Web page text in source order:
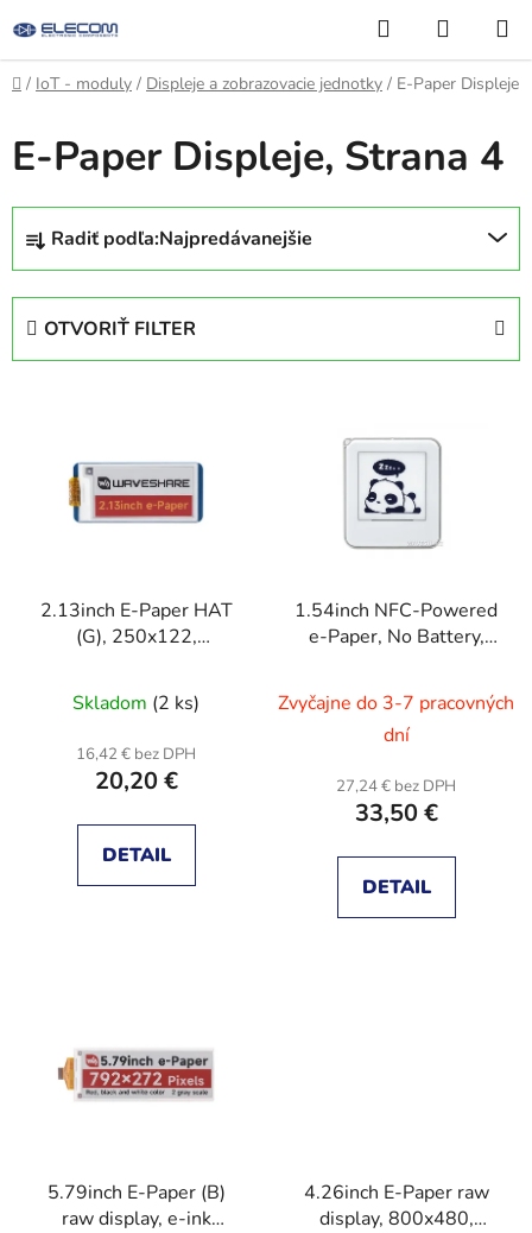
na
obsah
Hľadať
KOŠÍK
Domov
/ IoT - moduly / Displeje a zobrazovacie jednotky / E-Paper Displeje
E-Paper Displeje, Strana 4
R
d
Radiť podľa:Najpredávanejšie
OTVORIŤ FILTER
2.13inch E-Paper HAT
(G), 250x122,
SPI Interface
Skladom (2 ks)
16,42 € bez DPH
20,20 €
DETAIL
1.54inch NFC-Powered
e-Paper, No Battery,
Data Transfer
Zvyčajne do 3-7 pracovných
dní
27,24 € bez DPH
33,50 €
DETAIL
5.79inch E-Paper (B)
raw display, e-ink
4.26inch E-Paper raw
display, 800x480,